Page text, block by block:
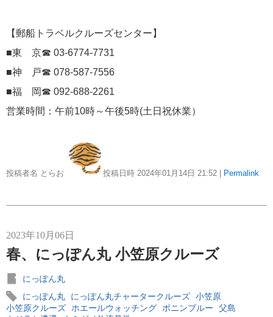
【郵船トラベルクルーズセンター】
■東 京☎ 03-6774-7731
■神 戸☎ 078-587-7556
■福 岡☎ 092-688-2261
営業時間：午前10時～午後5時(土日祝休業）
投稿者名 とらお 投稿日時 2024年01月14日 21:52 | Permalink
2023年10月06日
春、にっぽん丸 小笠原クルーズ
にっぽん丸
にっぽん丸
にっぽん丸チャータークルーズ 小笠原
小笠原クルーズ
ホエールウォッチング ボニンブルー
父島
飛鳥II 2018年世界一周クルーズ
初夏の日本一周
コースご案内
ぱしふぃっくびいなすチャーター
クリスタル・クルーズ
お知らせ